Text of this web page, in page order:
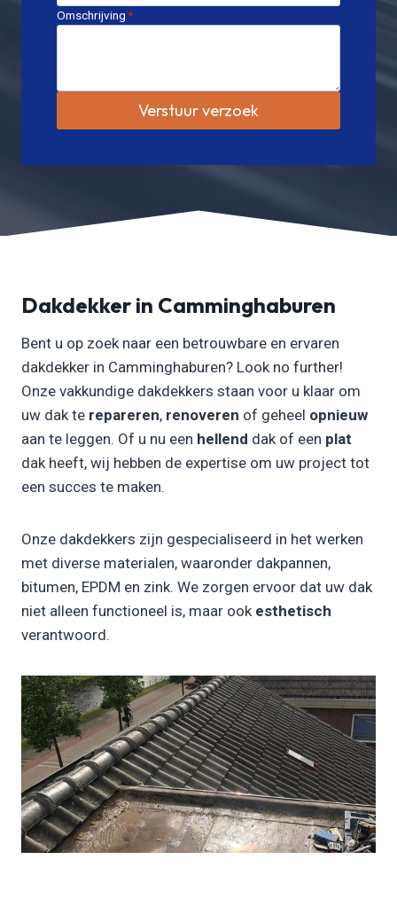
Omschrijving*
Verstuur verzoek
Dakdekker in Camminghaburen
Bent u op zoek naar een betrouwbare en ervaren
dakdekker in Camminghaburen? Look no further!
Onze vakkundige dakdekkers staan voor u klaar om
uw dak te repareren, renoveren of geheel opnieuw
aan te leggen. Of u nu een hellend dak of een plat
dak heeft, wij hebben de expertise om uw project tot
een succes te maken.
Onze dakdekkers zijn gespecialiseerd in het werken
met diverse materialen, waaronder dakpannen,
bitumen, EPDM en zink. We zorgen ervoor dat uw dak
niet alleen functioneel is, maar ook esthetisch
verantwoord.